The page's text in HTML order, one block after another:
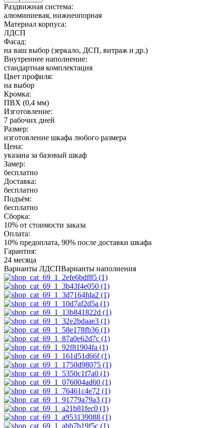
Раздвижная система:
алюминиевая, нижнеопорная
Материал корпуса:
ЛДСП
Фасад:
на ваш выбор (зеркало, ДСП, витраж и др.)
Внутреннее наполнение:
стандартная комплектация
Цвет профиля:
на выбор
Кромка:
ПВХ (0,4 мм)
Изготовление:
7 рабочих дней
Размер:
изготовление шкафа любого размера
Цена:
указана за базовый шкаф
Замер:
бесплатно
Доставка:
бесплатно
Подъём:
бесплатно
Сборка:
10% от стоимости заказа
Оплата:
10% предоплата, 90% после доставки шкафа
Гарантия:
24 месяца
Варианты ЛДСПВарианты наполнения